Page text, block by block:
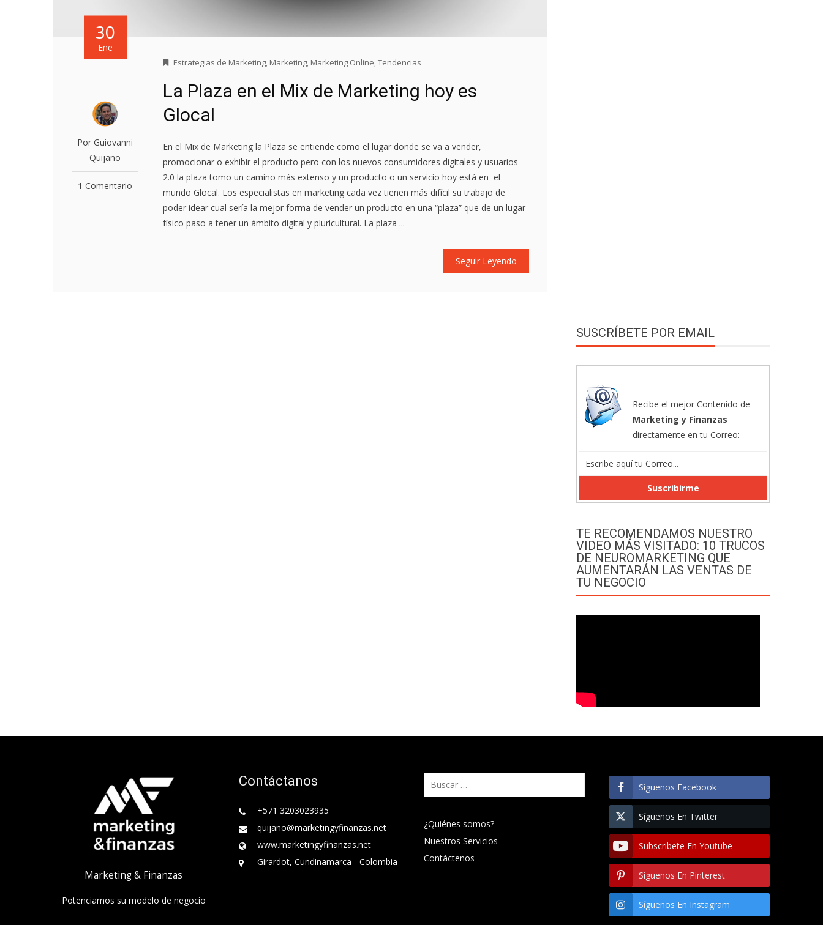
30
Ene
Por Guiovanni
Quijano
1 Comentario
Estrategias de Marketing, Marketing, Marketing Online,Tendencias
La Plaza en el Mix de Marketing hoy es
Glocal
En el Mix de Marketing la Plaza se entiende como el lugar donde se va a vender,
promocionar o exhibir el producto pero con los nuevos consumidores digitales y usuarios
2.0 la plaza tomo un camino más extenso y un producto o un servicio hoy está en el
mundo Glocal. Los especialistas en marketing cada vez tienen más difícil su trabajo de
poder idear cual sería la mejor forma de vender un producto en una “plaza” que de un lugar
físico paso a tener un ámbito digital y pluricultural. La plaza ...
Seguir Leyendo
SUSCRÍBETE POR EMAIL
Recibe el mejor Contenido de
Marketing y Finanzas
directamente en tu Correo:
TE RECOMENDAMOS NUESTRO
VIDEO MÁS VISITADO: 10 TRUCOS
DE NEUROMARKETING QUE
AUMENTARÁN LAS VENTAS DE
TU NEGOCIO
Marketing & Finanzas
Potenciamos su modelo de negocio
Contáctanos
+571 3203023935
quijano@marketingyfinanzas.net
www.marketingyfinanzas.net
Girardot, Cundinamarca - Colombia
Buscar:
¿Quiénes somos?
Nuestros Servicios
Contáctenos
Síguenos Facebook
Síguenos En Twitter
Subscribete En Youtube
Síguenos En Pinterest
Síguenos En Instagram